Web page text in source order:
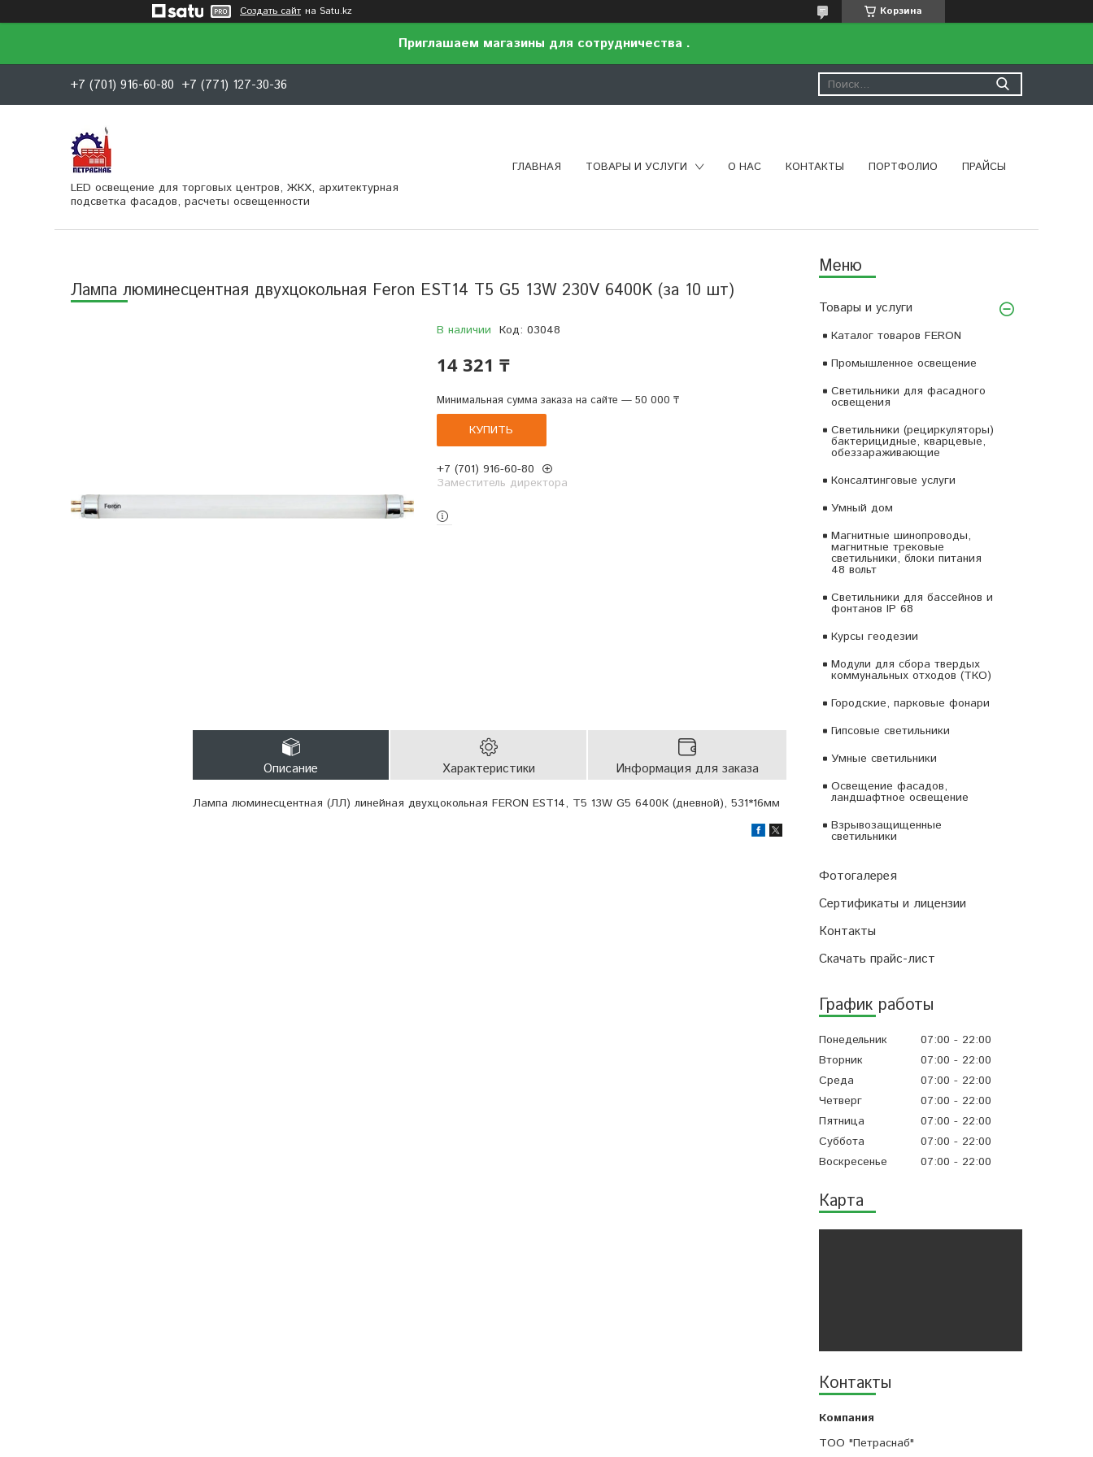
Создать сайт на Satu.kz Корзина
Приглашаем магазины для сотрудничества .
+7 (701) 916-60-80 +7 (771) 127-30-36
LED освещение для торговых центров, ЖКХ, архитектурная
подсветка фасадов, расчеты освещенности
ГЛАВНАЯ ТОВАРЫ И УСЛУГИ О НАС КОНТАКТЫ ПОРТФОЛИО ПРАЙСЫ
Товары и услуги
Каталог товаров FERON
Промышленное освещение
Светильники для фасадного
освещения
Светильники (рециркуляторы)
бактерицидные, кварцевые,
обеззараживающие
Консалтинговые услуги
Умный дом
Магнитные шинопроводы,
магнитные трековые
светильники, блоки питания
48 вольт
Светильники для бассейнов и
фонтанов IP 68
Курсы геодезии
Модули для сбора твердых
коммунальных отходов (ТКО)
Городские, парковые фонари
Гипсовые светильники
Умные светильники
Освещение фасадов,
ландшафтное освещение
Взрывозащищенные
светильники
Фотогалерея
Сертификаты и лицензии
Контакты
Скачать прайс-лист
График работы
Понедельник 07:00
22:00
Вторник
07:00
22:00
Среда
07:00
22:00
Четверг
07:00
22:00
Пятница
07:00
22:00
Суббота
07:00
22:00
Воскресенье
07:00 22:00
Карта
Контакты
ТОО "Петраснаб"
Лампа люминесцентная двухцокольная Feron EST14 T5 G5 13W 230V 6400K (за 10 шт)
В наличии Код: 03048
14 321 ₸
Минимальная сумма заказа на сайте — 50 000 ₸
КУПИТЬ
+7 (701) 916-60-80
Заместитель директора
Описание Характеристики Информация для заказа
Лампа люминесцентная (ЛЛ) линейная двухцокольная FERON EST14, T5 13W G5 6400К (дневной), 531*16мм